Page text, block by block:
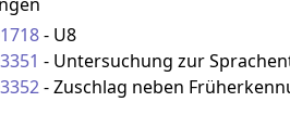
- U8
- Untersuchung zur
-Zuschlag neben